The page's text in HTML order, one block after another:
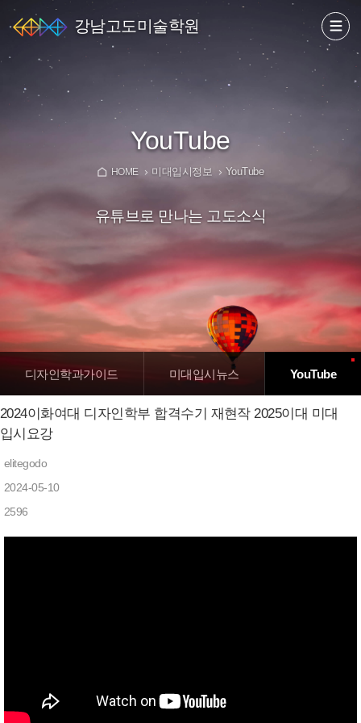
강남고도미술학원
YouTube
HOME 미대입시정보 YouTube
유튜브로 만나는 고도소식
디자인학과가이드 미대입시뉴스 YouTube
2024이화여대 디자인학부 합격수기 재현작 2025이대 미대
입시요강
elitegodo
2024-05-10
2596